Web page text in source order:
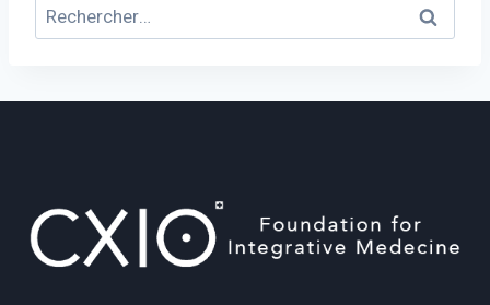
Rechercher :